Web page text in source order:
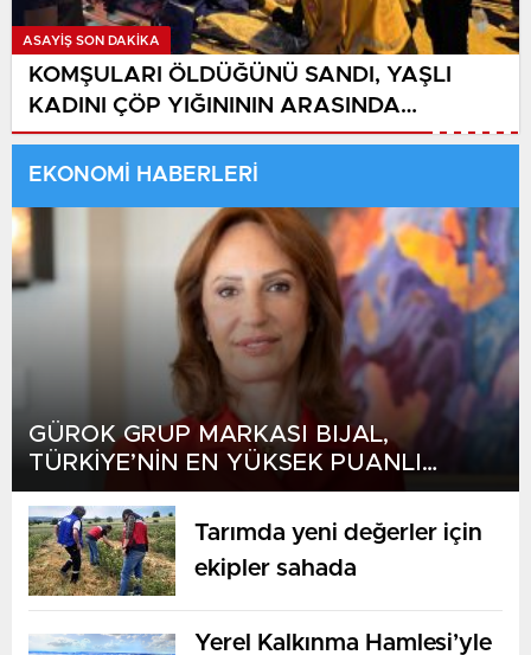
ASAYIŞ SON DAKİKA
KOMŞULARI ÖLDÜĞÜNÜ SANDI, YAŞLI
KADINI ÇÖP YIĞINININ ARASINDA
BULUNDU
EKONOMİ HABERLERİ
GÜROK GRUP MARKASI BIJAL,
TÜRKİYE’NİN EN YÜKSEK PUANLI
TURİZM TESİSLERİ ARASINDA ZİRVEDE
Tarımda yeni değerler için
ekipler sahada
Yerel Kalkınma Hamlesi’yle